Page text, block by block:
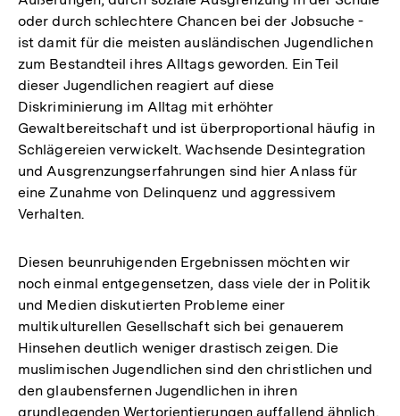
oder durch schlechtere Chancen bei der Jobsuche -
ist damit für die meisten ausländischen Jugendlichen
zum Bestandteil ihres Alltags geworden. Ein Teil
dieser Jugendlichen reagiert auf diese
Diskriminierung im Alltag mit erhöhter
Gewaltbereitschaft und ist überproportional häufig in
Schlägereien verwickelt. Wachsende Desintegration
und Ausgrenzungserfahrungen sind hier Anlass für
eine Zunahme von Delinquenz und aggressivem
Verhalten.
Diesen beunruhigenden Ergebnissen möchten wir
noch einmal entgegensetzen, dass viele der in Politik
und Medien diskutierten Probleme einer
multikulturellen Gesellschaft sich bei genauerem
Hinsehen deutlich weniger drastisch zeigen. Die
muslimischen Jugendlichen sind den christlichen und
den glaubensfernen Jugendlichen in ihren
grundlegenden Wertorientierungen auffallend ähnlich.